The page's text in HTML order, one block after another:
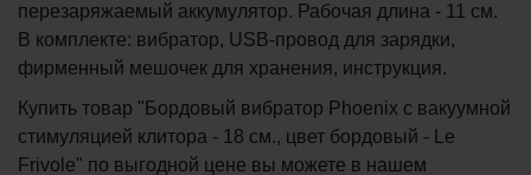
перезаряжаемый аккумулятор. Рабочая длина - 11 см.
В комплекте: вибратор, USB-провод для зарядки,
фирменный мешочек для хранения, инструкция.
Купить товар "Бордовый вибратор Phoenix с вакуумной
стимуляцией клитора - 18 см., цвет бордовый - Le
Frivole" по выгодной цене вы можете в нашем